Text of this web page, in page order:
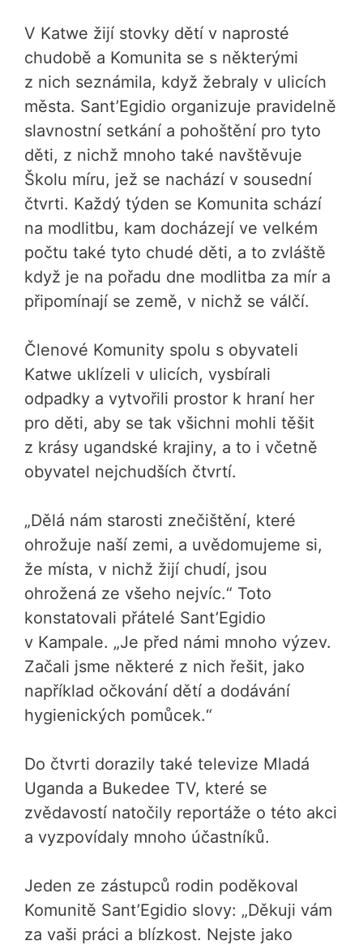
V Katwe žijí stovky dětí v naprosté
chudobě a Komunita se s některými
z nich seznámila, když žebraly v ulicích
města. Sant’Egidio organizuje pravidelně
slavnostní setkání a pohoštění pro tyto
děti, z nichž mnoho také navštěvuje
Školu míru, jež se nachází v sousední
čtvrti. Každý týden se Komunita schází
na modlitbu, kam docházejí ve velkém
počtu také tyto chudé děti, a to zvláště
když je na pořadu dne modlitba za mír a
připomínají se země, v nichž se válčí.
Členové Komunity spolu s obyvateli
Katwe uklízeli v ulicích, vysbírali
odpadky a vytvořili prostor k hraní her
pro děti, aby se tak všichni mohli těšit
z krásy ugandské krajiny, a to i včetně
obyvatel nejchudších čtvrtí.
„Dělá nám starosti znečištění, které
ohrožuje naší zemi, a uvědomujeme si,
že místa, v nichž žijí chudí, jsou
ohrožená ze všeho nejvíc.“ Toto
konstatovali přátelé Sant’Egidio
v Kampale. „Je před námi mnoho výzev.
Začali jsme některé z nich řešit, jako
například očkování dětí a dodávání
hygienických pomůcek.“
Do čtvrti dorazily také televize Mladá
Uganda a Bukedee TV, které se
zvědavostí natočily reportáže o této akci
a vyzpovídaly mnoho účastníků.
Jeden ze zástupců rodin poděkoval
Komunitě Sant’Egidio slovy: „Děkuji vám
za vaši práci a blízkost. Nejste jako